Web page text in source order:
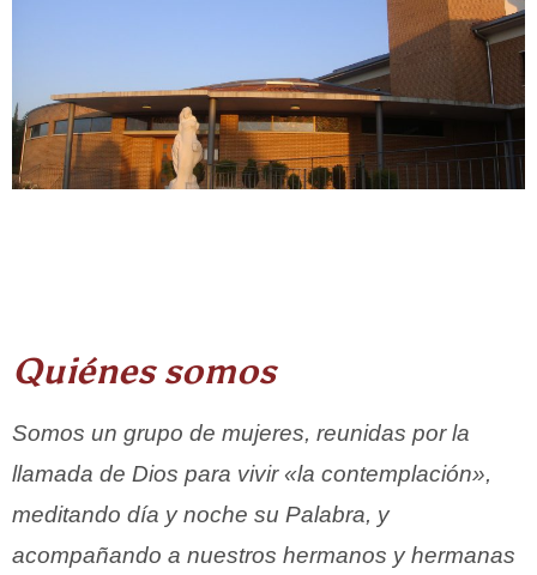
Quiénes somos
Somos un grupo de mujeres, reunidas por la
llamada de Dios para vivir «la contemplación»,
meditando día y noche su Palabra, y
acompañando a nuestros hermanos y hermanas